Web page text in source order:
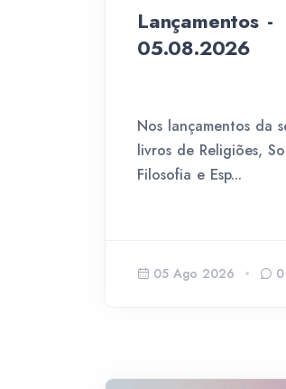
Lançamentos -
05.08.2026
Nos lançamentos da
livros de Religiões,
Filosofia e Esp...
05 Ago 2026 0